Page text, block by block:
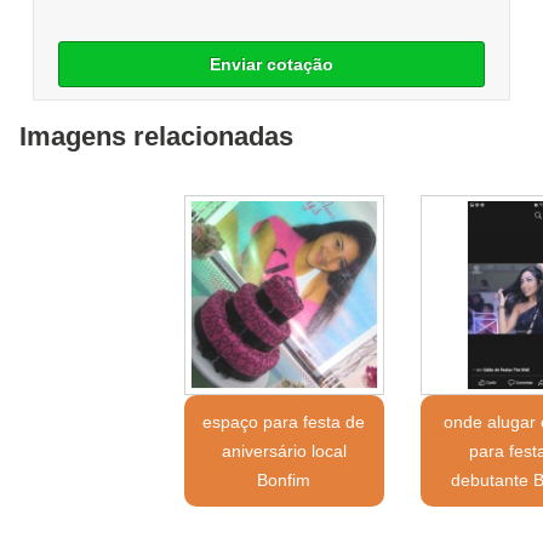
Enviar cotação
Imagens relacionadas
espaço para festa de
aniversário local
Bonfim
onde alugar
para
debutante